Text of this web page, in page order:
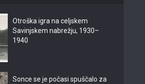
Otroška igra na celjskem
Savinjskem nabrežju, 1930–
1940
Sonce se je počasi spuščalo za